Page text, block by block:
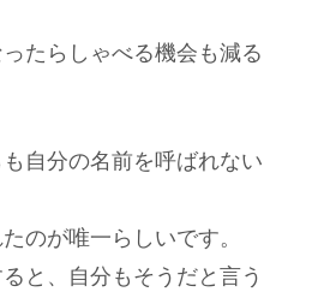
たらしゃべる機会も減る
自分の名前を呼ばれない
のが唯一らしいです。
と、自分もそうだと言う